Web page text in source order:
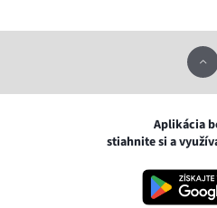
Aplikácia
stiahnite si a